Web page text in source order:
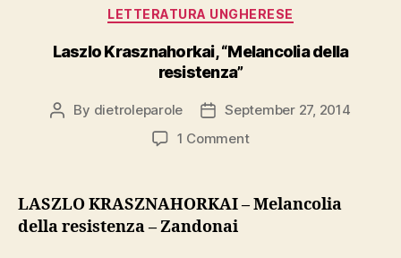
Categories
LETTERATURA UNGHERESE
Laszlo Krasznahorkai, “Melancolia della
resistenza”
Post
By dietroleparole
PostSeptember 27, 2014
1 Commenton
“Melancolia
LASZLO KRASZNAHORKAI – Melancolia
della resistenza – Zandonai